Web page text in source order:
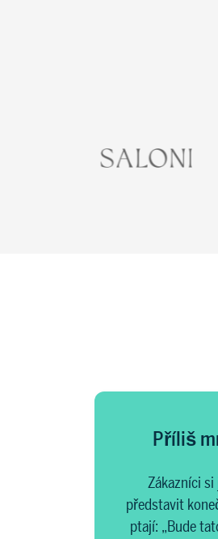
Příliš
Zákazníci
představit
ptají: „Bude